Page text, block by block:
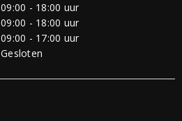
09:00 - 18:00 uur
09:00 - 18:00 uur
09:00 - 17:00 uur
Gesloten